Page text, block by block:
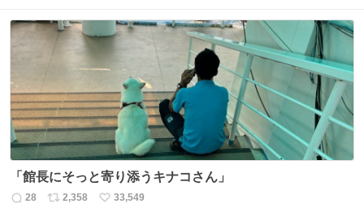
「館長にそっと寄り添うキナコさん」
返
28
リ
2,358
い
33,549